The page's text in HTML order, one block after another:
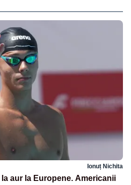
Ionuț Nichita
aur la Europene. Americanii